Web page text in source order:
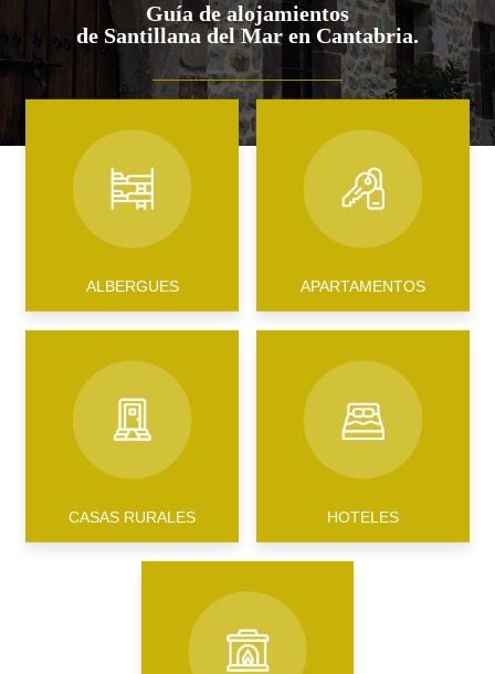
Guía de alojamientos
de Santillana del Mar en Cantabria.
ALBERGUES APARTAMENTOS
CASAS RURALES HOTELES